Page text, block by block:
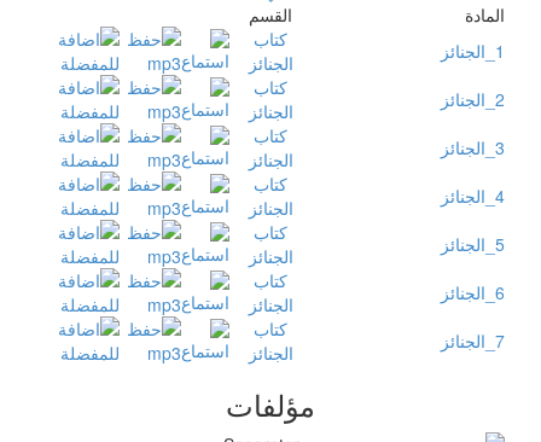
المادة
القسم
1_الجنائز
كتاب
الجنائز
2_الجنائز
كتاب
الجنائز
3_الجنائز
كتاب
الجنائز
4_الجنائز
كتاب
الجنائز
5_الجنائز
كتاب
الجنائز
6_الجنائز
كتاب
الجنائز
7_الجنائز
كتاب
الجنائز
مؤلفات